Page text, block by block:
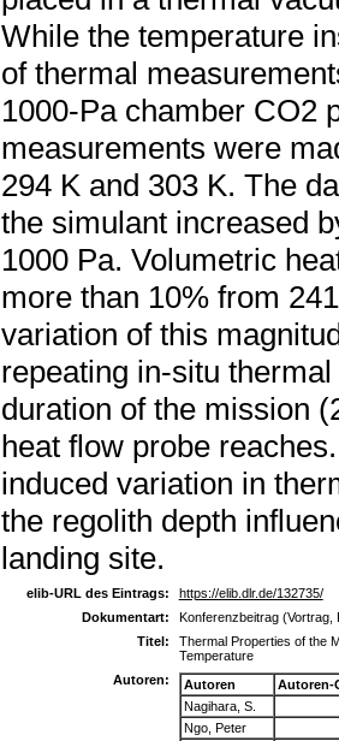
While the temperature
of thermal
1000-Pa chamber CO2
measurements were
294 K and 303 K. The
the simulant increased
1000 Pa. Volumetric
more than 10% from
variation of this
repeating in-situ
duration of the mission
heat flow probe
induced variation in
the regolith depth
landing site.
elib-URL des Eintrags:
https://elib.dlr.de/132735/
Dokumentart:
Konferenzbeitrag (Vortrag,
Titel:
Thermal Properties of the
Temperature
Autoren:
Autoren
Autoren-
Nagihara, S.
Ngo, Peter